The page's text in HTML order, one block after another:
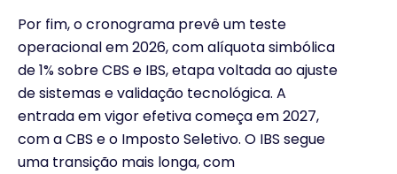
Por fim, o cronograma prevê um teste
operacional em 2026, com alíquota simbólica
de 1% sobre CBS e IBS, etapa voltada ao ajuste
de sistemas e validação tecnológica. A
entrada em vigor efetiva começa em 2027,
com a CBS e o Imposto Seletivo. O IBS segue
uma transição mais longa, com